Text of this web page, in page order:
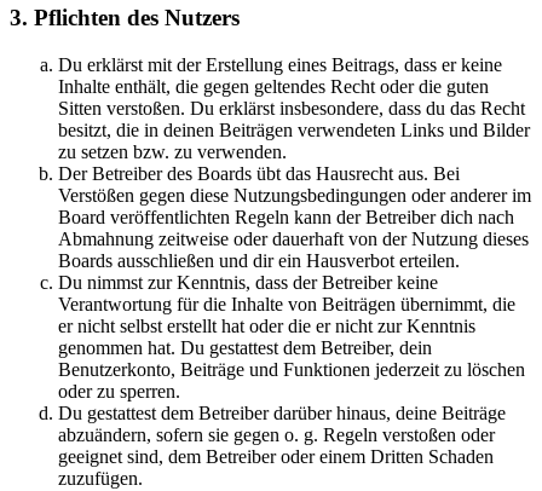
3. Pflichten des Nutzers
Du erklärst mit der Erstellung eines Beitrags, dass er keine
Inhalte enthält, die gegen geltendes Recht oder die guten
Sitten verstoßen. Du erklärst insbesondere, dass du das Recht
besitzt, die in deinen Beiträgen verwendeten Links und Bilder
zu setzen bzw. zu verwenden.
Der Betreiber des Boards übt das Hausrecht aus. Bei
Verstößen gegen diese Nutzungsbedingungen oder anderer im
Board veröffentlichten Regeln kann der Betreiber dich nach
Abmahnung zeitweise oder dauerhaft von der Nutzung dieses
Boards ausschließen und dir ein Hausverbot erteilen.
Du nimmst zur Kenntnis, dass der Betreiber keine
Verantwortung für die Inhalte von Beiträgen übernimmt, die
er nicht selbst erstellt hat oder die er nicht zur Kenntnis
genommen hat. Du gestattest dem Betreiber, dein
Benutzerkonto, Beiträge und Funktionen jederzeit zu löschen
oder zu sperren.
Du gestattest dem Betreiber darüber hinaus, deine Beiträge
abzuändern, sofern sie gegen o. g. Regeln verstoßen oder
geeignet sind, dem Betreiber oder einem Dritten Schaden
zuzufügen.